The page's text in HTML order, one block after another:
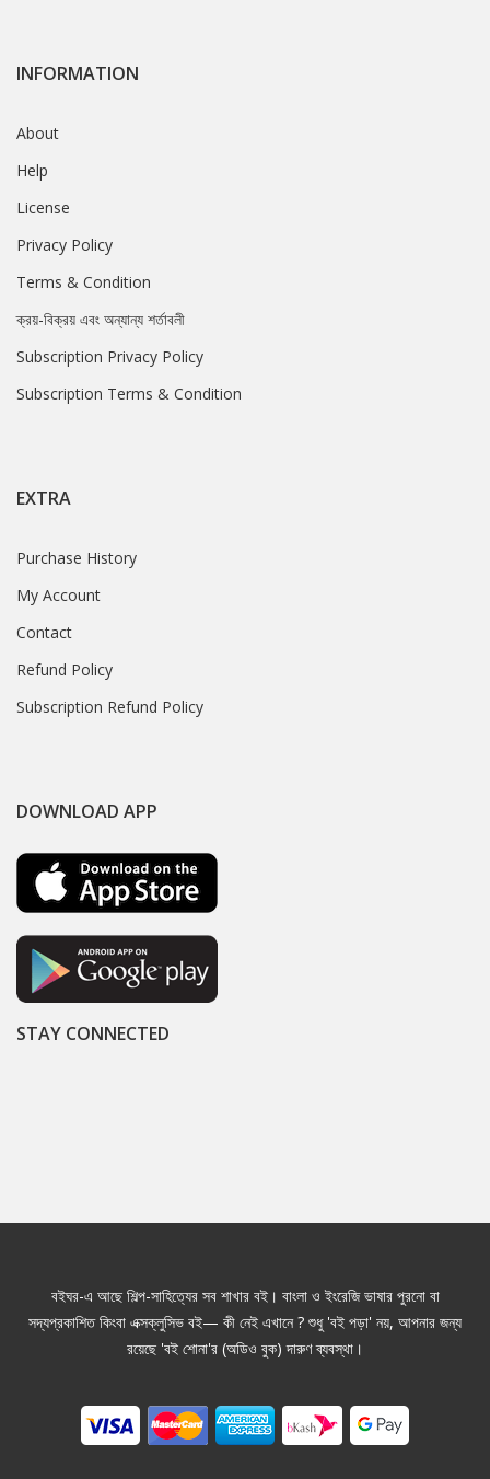
INFORMATION
About
Help
License
Privacy Policy
Terms & Condition
ক্রয়-বিক্রয় এবং অন্যান্য শর্তাবলী
Subscription Privacy Policy
Subscription Terms & Condition
EXTRA
Purchase History
My Account
Contact
Refund Policy
Subscription Refund Policy
DOWNLOAD APP
STAY CONNECTED
বইঘর-এ আছে শিল্প-সাহিত্যের সব শাখার বই। বাংলা ও ইংরেজি ভাষার পুরনো বা
সদ্যপ্রকাশিত কিংবা এক্সক্লুসিভ বই— কী নেই এখানে ? শুধু 'বই পড়া' নয়, আপনার জন্য
রয়েছে 'বই শোনা'র (অডিও বুক) দারুণ ব্যবস্থা।